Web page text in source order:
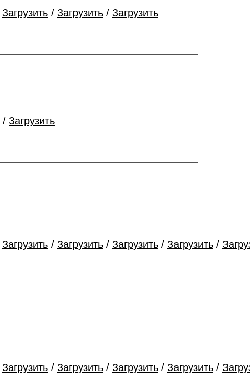
Загрузить / Загрузить / Загрузить
/ Загрузить
Загрузить / Загрузить / Загрузить / Загрузить /
Загрузить / Загрузить / Загрузить / Загрузить /